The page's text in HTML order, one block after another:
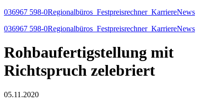
036967 598-0Regionalbüros Festpreisrechner KarriereNews
036967 598-0Regionalbüros Festpreisrechner KarriereNews
Rohbaufertigstellung mit
Richtspruch zelebriert
05.11.2020